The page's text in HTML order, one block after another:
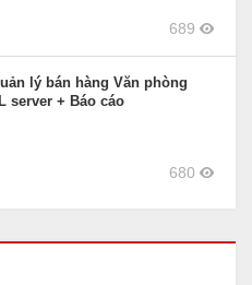
689
lý bán hàng Văn phòng
server + Báo cáo
680